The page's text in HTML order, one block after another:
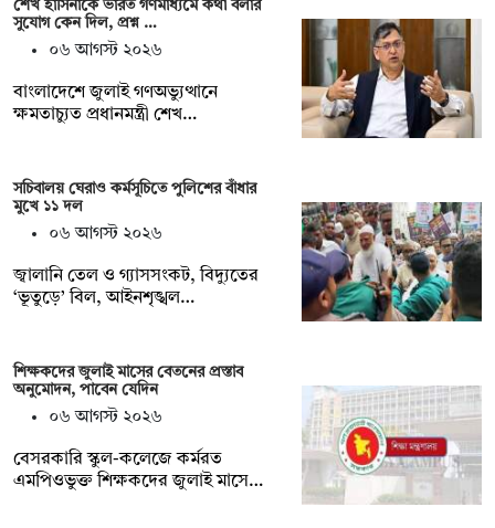
শেখ হাসিনাকে ভারত গণমাধ্যমে কথা বলার
সুযোগ কেন দিল, প্রশ্ন …
০৬ আগস্ট ২০২৬
বাংলাদেশে জুলাই গণঅভ্যুত্থানে
ক্ষমতাচ্যুত প্রধানমন্ত্রী শেখ…
সচিবালয় ঘেরাও কর্মসূচিতে পুলিশের বাঁধার
মুখে ১১ দল
০৬ আগস্ট ২০২৬
জ্বালানি তেল ও গ্যাসসংকট, বিদ্যুতের
‘ভূতুড়ে’ বিল, আইনশৃঙ্খল…
শিক্ষকদের জুলাই মাসের বেতনের প্রস্তাব
অনুমোদন, পাবেন যেদিন
০৬ আগস্ট ২০২৬
বেসরকারি স্কুল-কলেজে কর্মরত
এমপিওভুক্ত শিক্ষকদের জুলাই মাসে…